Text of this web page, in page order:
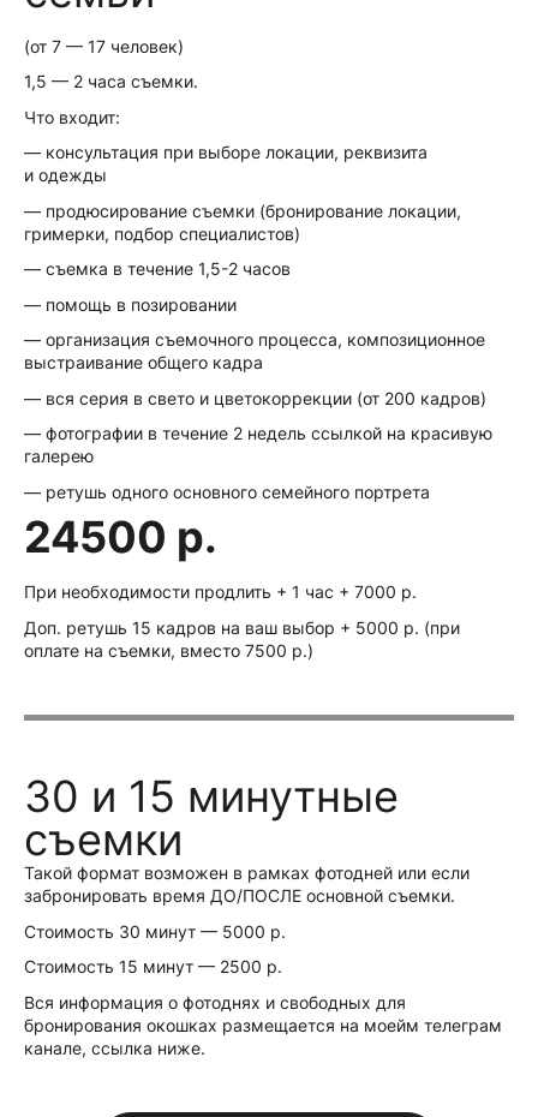
(от 7 — 17 человек)
1,5 — 2 часа съемки.
Что входит:
— консультация при выборе локации, реквизита
и одежды
— продюсирование съемки (бронирование локации,
гримерки, подбор специалистов)
— съемка в течение 1,5-2 часов
— помощь в позировании
— организация съемочного процесса, композиционное
выстраивание общего кадра
— вся серия в свето и цветокоррекции (от 200 кадров)
— фотографии в течение 2 недель ссылкой на красивую
галерею
— ретушь одного основного семейного портрета
24500 р.
При необходимости продлить + 1 час + 7000 р.
Доп. ретушь 15 кадров на ваш выбор + 5000 р. (при
оплате на съемки, вместо 7500 р.)
30 и 15 минутные
съемки
Такой формат возможен в рамках фотодней или если
забронировать время ДО/ПОСЛЕ основной съемки.
Стоимость 30 минут — 5000 р.
Стоимость 15 минут — 2500 р.
Вся информация о фотоднях и свободных для
бронирования окошках размещается на моейм телеграм
канале, ссылка ниже.